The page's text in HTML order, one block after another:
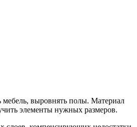
выровнять полы. Материал
элементы нужных размеров.